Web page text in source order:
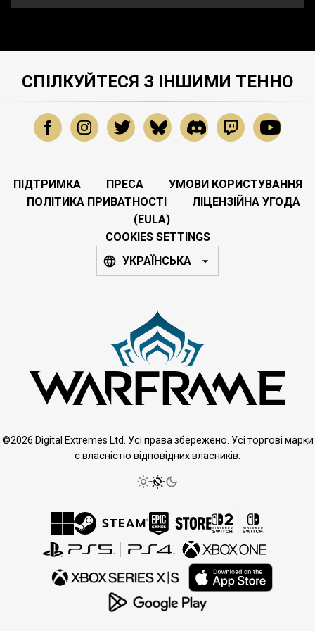
СПІЛКУЙТЕСЯ З ІНШИМИ ТЕННО
ПІДТРИМКА ПРЕСА
УМОВИ КОРИСТУВАННЯ
ПОЛІТИКА ПРИВАТНОСТІ
ЛІЦЕНЗІЙНА УГОДА
(EULA)
COOKIES SETTINGS
УКРАЇНСЬКА
©2026 Digital Extremes Ltd. Усі права збережено. Усі торгові марки
є власністю відповідних власників.